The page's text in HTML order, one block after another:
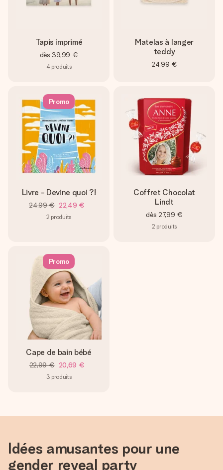
Tapis imprimé
dès 39,99 €
4 produits
Matelas à langer
teddy
24,99 €
Promo
Livre - Devine quoi ?!
24,99 € 22,49 €
2 produits
Coffret Chocolat
Lindt
dès 27,99 €
2 produits
Promo
Cape de bain bébé
22,99 € 20,69 €
3 produits
Idées amusantes pour une
gender reveal party